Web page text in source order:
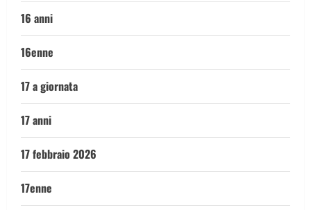
16 anni
16enne
17 a giornata
17 anni
17 febbraio 2026
17enne